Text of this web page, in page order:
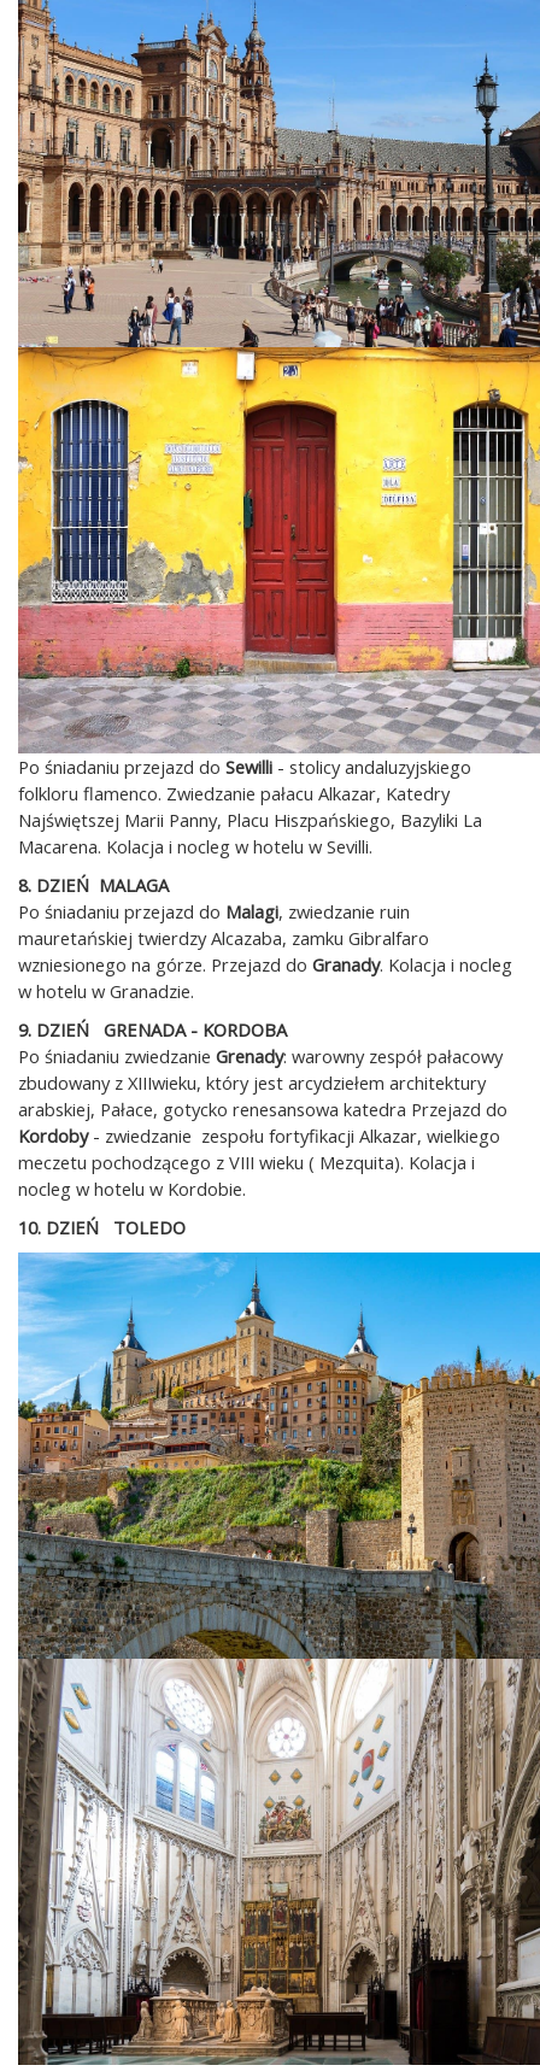
Po śniadaniu przejazd do Sewilli - stolicy andaluzyjskiego
folkloru flamenco. Zwiedzanie pałacu Alkazar, Katedry
Najświętszej Marii Panny, Placu Hiszpańskiego, Bazyliki La
Macarena. Kolacja i nocleg w hotelu w Sevilli.
8. DZIEŃ MALAGA
Po śniadaniu przejazd do Malagi, zwiedzanie ruin
mauretańskiej twierdzy Alcazaba, zamku Gibralfaro
wzniesionego na górze. Przejazd do Granady. Kolacja i nocleg
w hotelu w Granadzie.
9. DZIEŃ GRENADA - KORDOBA
Po śniadaniu zwiedzanie Grenady: warowny zespół pałacowy
zbudowany z XIIIwieku, który jest arcydziełem architektury
arabskiej, Pałace, gotycko renesansowa katedra Przejazd do
Kordoby - zwiedzanie zespołu fortyfikacji Alkazar, wielkiego
meczetu pochodzącego z VIII wieku ( Mezquita). Kolacja i
nocleg w hotelu w Kordobie.
10. DZIEŃ TOLEDO